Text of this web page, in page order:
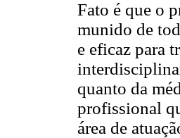
Fato é que o
munido de
e eficaz para
quanto da
profissional
área de